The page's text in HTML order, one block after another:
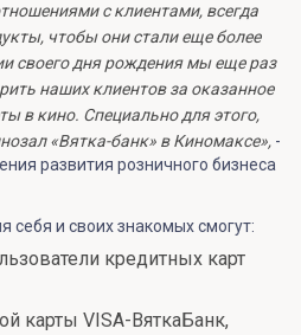
с клиентами, всегда
чтобы они стали еще более
своего дня рождения мы еще раз
наших клиентов за оказанное
в кино. Специально для этого,
«Вятка-банк» в Киномаксе», -
развития розничного бизнеса
себя и своих знакомых смогут:
кредитных карт
карты VISA-ВяткаБанк,